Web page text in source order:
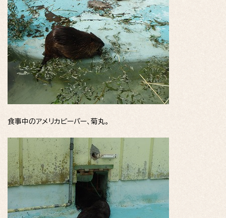
食事中のアメリカビーバー、菊丸。